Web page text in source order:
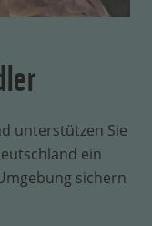
unterstützen Sie
ein
sichern